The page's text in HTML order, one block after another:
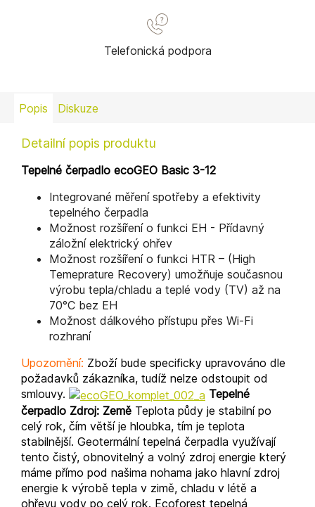
Telefonická podpora
Popis Diskuze
Detailní popis produktu
Tepelné čerpadlo ecoGEO Basic 3-12
Integrované měření spotřeby a efektivity
tepelného čerpadla
Možnost rozšíření o funkci EH - Přídavný
záložní elektrický ohřev
Možnost rozšíření o funkci HTR – (High
Temeprature Recovery) umožňuje současnou
výrobu tepla/chladu a teplé vody (TV) až na
70°C bez EH
Možnost dálkového přístupu přes Wi-Fi
rozhraní
Upozornění: Zboží bude specificky upravováno dle
požadavků zákazníka, tudíž nelze odstoupit od
smlouvy.
Tepelné
čerpadlo Zdroj: Země Teplota půdy je stabilní po
celý rok, čím větší je hloubka, tím je teplota
stabilnější. Geotermální tepelná čerpadla využívají
tento čistý, obnovitelný a volný zdroj energie který
máme přímo pod našima nohama jako hlavní zdroj
energie k výrobě tepla v zimě, chladu v létě a
ohřevu vody po celý rok. Ecoforest tepelná